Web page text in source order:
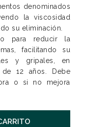
denominados
la viscosidad
su eliminación.
para reducir la
facilitando su
y gripales, en
12 años. Debe
o si no mejora